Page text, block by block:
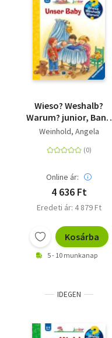
Wieso? Weshalb?
Warum? junior, Band
12: Unser Baby - Die
Kinder ab 2
Weinhold, Angela
Online ár:
4 636 Ft
Eredeti ár: 4 879 Ft
Kosárba
5 - 10 munkanap
IDEGEN